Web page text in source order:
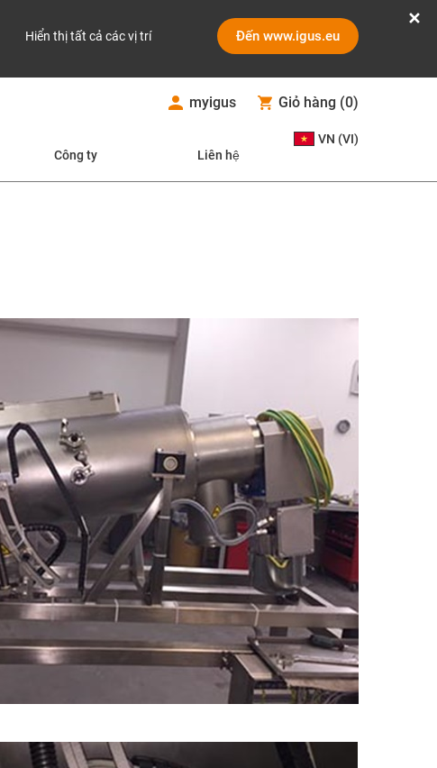
Hiển thị tất cả các vị trí Đến www.igus.eu
myigus Giỏ hàng (0)
Công ty Liên hệ
VN (VI)